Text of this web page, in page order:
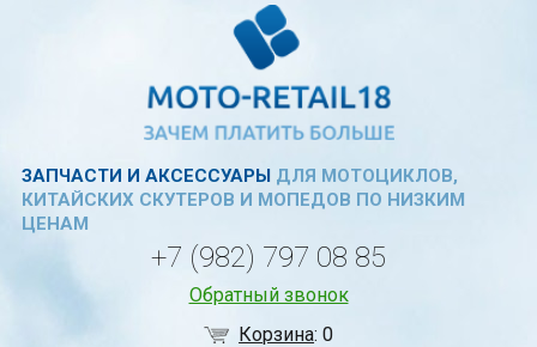
ЗАПЧАСТИ И АКСЕССУАРЫДЛЯ МОТОЦИКЛОВ,
КИТАЙСКИХ СКУТЕРОВ И МОПЕДОВ ПО НИЗКИМ
ЦЕНАМ
+7 (982) 797 08 85
Обратный звонок
Корзина:0